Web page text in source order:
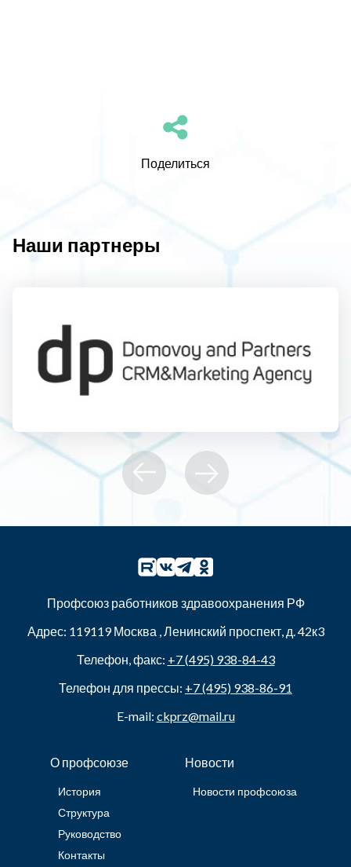
Поделиться
Наши партнеры
Профсоюз работников здравоохранения РФ
Адрес: 119119Москва ,Ленинский проспект, д. 42к3
Телефон, факс: +7 (495) 938-84-43
Телефон для прессы: +7 (495) 938-86-91
E-mail: ckprz@mail.ru
О профсоюзе
История
Структура
Руководство
Контакты
Новости
Новости профсоюза